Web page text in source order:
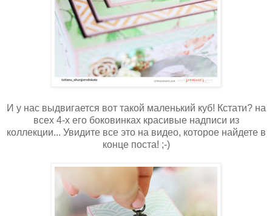
И у нас выдвигается вот такой маленький куб! Кстати? на
всех 4-х его боковинках красивые надписи из
коллекции... Увидите все это на видео, которое найдете в
конце поста! ;-)